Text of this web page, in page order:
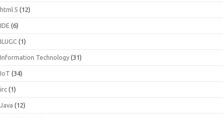
html 5 (12)
IDE (6)
ILUGC (1)
Information Technology (31)
IoT (34)
irc (1)
Java (12)